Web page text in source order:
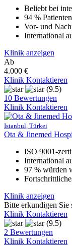
Beliebt bei
94 %
Vor- und
International
Klinik anzeigen
Ab
4.000 €
Klinik Kontaktieren
(9.5)
10 Bewertungen
Klinik Kontaktieren
Istanbul, Türkei
Ota & Jinemed
ISO 9001-
International
97 % würden
Klinik anzeigen
Bitte erkundigen Sie
Klinik Kontaktieren
(9.5)
2 Bewertungen
Klinik Kontaktieren